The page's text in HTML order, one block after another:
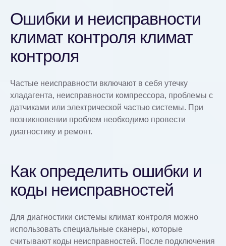
Ошибки и неисправности
климат контроля климат
контроля
Частые неисправности включают в себя утечку
хладагента, неисправности компрессора, проблемы с
датчиками или электрической частью системы. При
возникновении проблем необходимо провести
диагностику и ремонт.
Как определить ошибки и
коды неисправностей
Для диагностики системы климат контроля можно
использовать специальные сканеры, которые
считывают коды неисправностей. После подключения